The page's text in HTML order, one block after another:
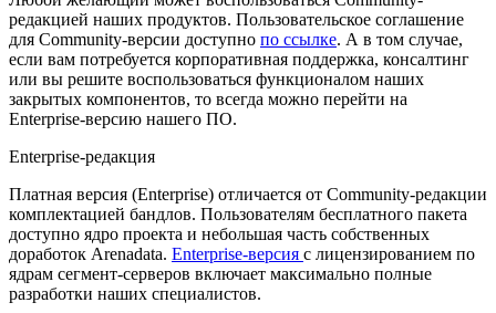
редакцией наших продуктов. Пользовательское соглашение
для Community-версии доступно по ссылке. А в том случае,
если вам потребуется корпоративная поддержка, консалтинг
или вы решите воспользоваться функционалом наших
закрытых компонентов, то всегда можно перейти на
Enterprise-версию нашего ПО.
Enterprise-редакция
Платная версия (Enterprise) отличается от Community-редакции
комплектацией бандлов. Пользователям бесплатного пакета
доступно ядро проекта и небольшая часть собственных
доработок Arenadata. Enterprise-версия с лицензированием по
ядрам сегмент-серверов включает максимально полные
разработки наших специалистов.